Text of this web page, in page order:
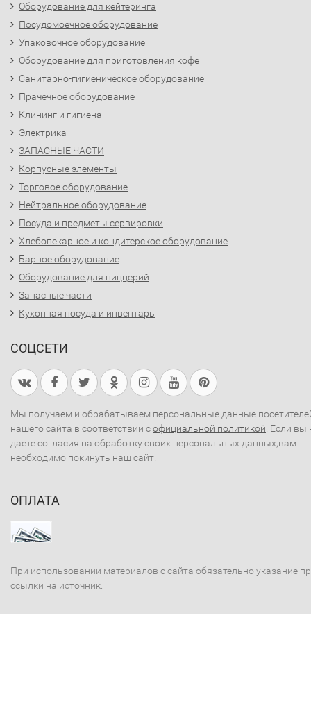
Оборудование для кейтеринга
Посудомоечное оборудование
Упаковочное оборудование
Оборудование для приготовления кофе
Санитарно-гигиеническое оборудование
Прачечное оборудование
Клининг и гигиена
Электрика
ЗАПАСНЫЕ ЧАСТИ
Корпусные элементы
Торговое оборудование
Нейтральное оборудование
Посуда и предметы сервировки
Хлебопекарное и кондитерское оборудование
Барное оборудование
Оборудование для пиццерий
Запасные части
Кухонная посуда и инвентарь
СОЦСЕТИ
Мы получаем и обрабатываем персональные данные
нашего сайта в соответствии софициальной политикой . Если вы
даете согласия на обработку своих персональных данных,вам
необходимо покинуть наш сайт.
ОПЛАТА
При использовании материалов с сайта обязательно указание
ссылки на источник.